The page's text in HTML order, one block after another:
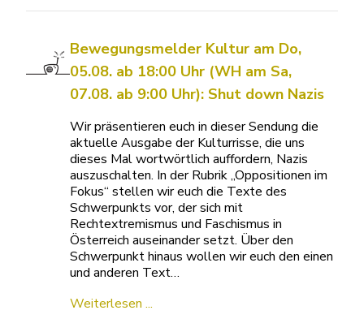
Bewegungsmelder Kultur am Do,
05.08. ab 18:00 Uhr (WH am Sa,
07.08. ab 9:00 Uhr): Shut down Nazis
Wir präsentieren euch in dieser Sendung die
aktuelle Ausgabe der Kulturrisse, die uns
dieses Mal wortwörtlich auffordern, Nazis
auszuschalten. In der Rubrik „Oppositionen im
Fokus“ stellen wir euch die Texte des
Schwerpunkts vor, der sich mit
Rechtextremismus und Faschismus in
Österreich auseinander setzt. Über den
Schwerpunkt hinaus wollen wir euch den einen
und anderen Text…
Weiterlesen ...